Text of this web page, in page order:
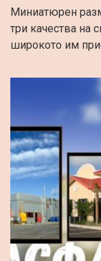
Миниатюрен
три качества на
широкото им